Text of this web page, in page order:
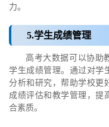
力。
5.学生成绩管理
高考大数据可以协助
学生成绩管理。通过对学
分析和研究，帮助学校更
成绩评估和教学管理，提
合素质。